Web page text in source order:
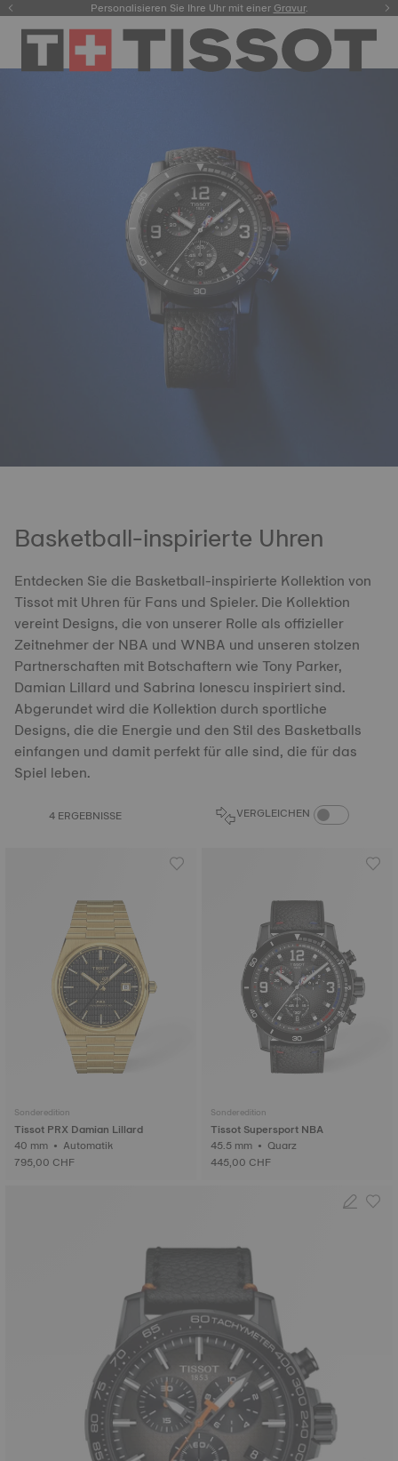
Personalisieren Sie Ihre Uhr mit einerGravur.
hier.
Basketball-inspirierte Uhren
Entdecken Sie die Basketball-inspirierte Kollektion von
Tissot mit Uhren für Fans und Spieler. Die Kollektion
vereint Designs, die von unserer Rolle als offizieller
Zeitnehmer der NBA und WNBA und unseren stolzen
Partnerschaften mit Botschaftern wie Tony Parker,
Damian Lillard und Sabrina Ionescu inspiriert sind.
Abgerundet wird die Kollektion durch sportliche
Designs, die die Energie und den Stil des Basketballs
einfangen und damit perfekt für alle sind, die für das
Spiel leben.
4 ERGEBNISSE VERGLEICHEN
Sonderedition
Tissot PRX Damian Lillard
40 mm • Automatik
795,00 CHF
Sonderedition
Tissot Supersport NBA
45.5 mm • Quarz
445,00 CHF